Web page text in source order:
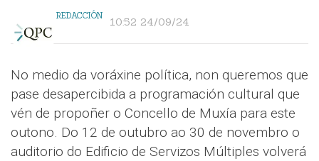
REDACCIÓN 10:52 24/09/24
No medio da voráxine política, non queremos que
pase desapercibida a programación cultural que
vén de propoñer o Concello de Muxía para este
outono. Do 12 de outubro ao 30 de novembro o
auditorio do Edificio de Servizos Múltiples volverá